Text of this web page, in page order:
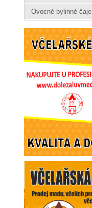
Ovocné bylinné čaje